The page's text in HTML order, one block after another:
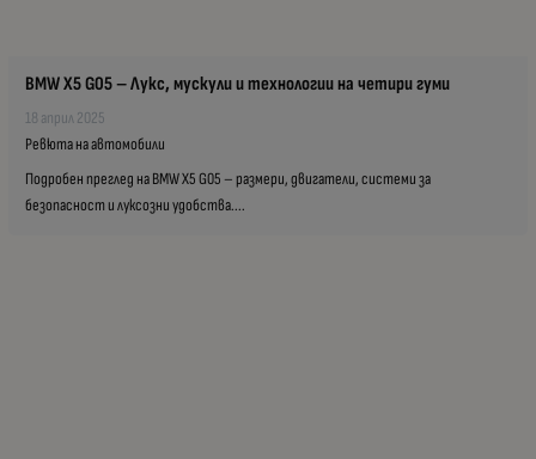
BMW X5 G05 – Лукс, мускули и технологии на четири гуми
18 април 2025
Ревюта на автомобили
Подробен преглед на BMW X5 G05 – размери, двигатели, системи за
безопасност и луксозни удобства....